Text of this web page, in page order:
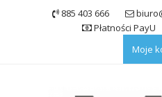
885 403 666
Płatności PayU
Moje